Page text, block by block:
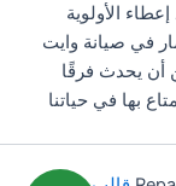
الأولوية
في صيانة وايت
أن يحدث فرقًا
بها في حياتنا